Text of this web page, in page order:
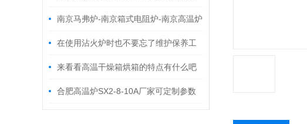
简介南京马弗炉-南京箱式电阻炉-南京高温炉
厂家在使用沾火炉时也不要忘了维护保养工
作 来看看高温干燥箱烘箱的特点有什么吧
合肥高温炉SX2-8-10A厂家可定制参数